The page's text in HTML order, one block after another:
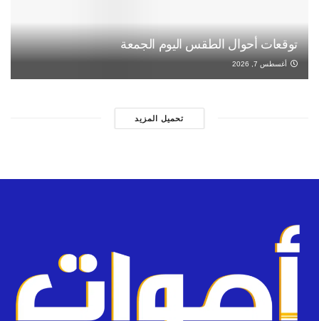
توقعات أحوال الطقس اليوم الجمعة
أغسطس 7, 2026
تحميل المزيد